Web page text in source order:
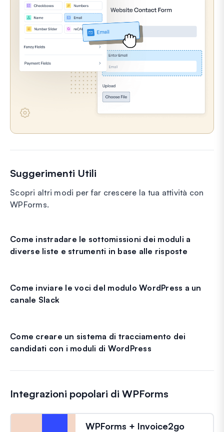
Suggerimenti Utili
Scopri altri modi per far crescere la tua attività con
WPForms.
Come instradare le sottomissioni dei moduli a
diverse liste e strumenti in base alle risposte
Come inviare le voci del modulo WordPress a un
canale Slack
Come creare un sistema di tracciamento dei
candidati con i moduli di WordPress
Integrazioni popolari di WPForms
WPForms + Invoice2go